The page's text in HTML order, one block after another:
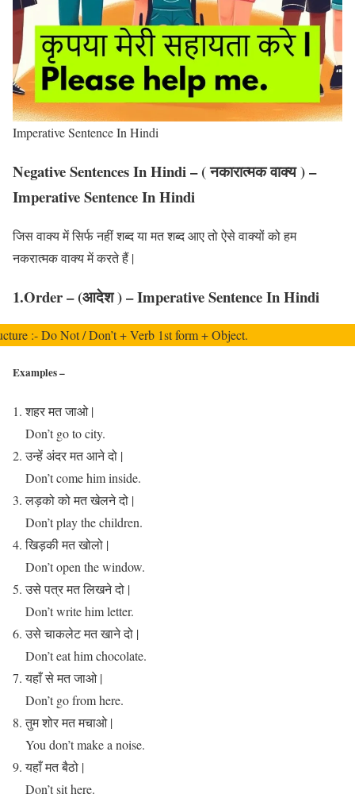
Imperative Sentence In Hindi
Negative Sentences In Hindi – ( नकारात्मक वाक्य ) –
Imperative Sentence In Hindi
जिस वाक्य में सिर्फ नहीं शब्द या मत शब्द आए तो ऐसे वाक्यों को हम
नकरात्मक वाक्य में करते हैं |
1.Order – (आदेश ) – Imperative Sentence In Hindi
:- Do Not / Don’t + Verb 1st form + Object.
Examples –
शहर मत जाओ |
Don’t go to city.
उन्हें अंदर मत आने दो |
Don’t come him inside.
लड़को को मत खेलने दो |
Don’t play the children.
खिड़की मत खोलो |
Don’t open the window.
उसे पत्र मत लिखने दो |
Don’t write him letter.
उसे चाकलेट मत खाने दो |
Don’t eat him chocolate.
यहाँ से मत जाओ |
Don’t go from here.
तुम शोर मत मचाओ |
You don’t make a noise.
यहाँ मत बैठो |
Don’t sit here.